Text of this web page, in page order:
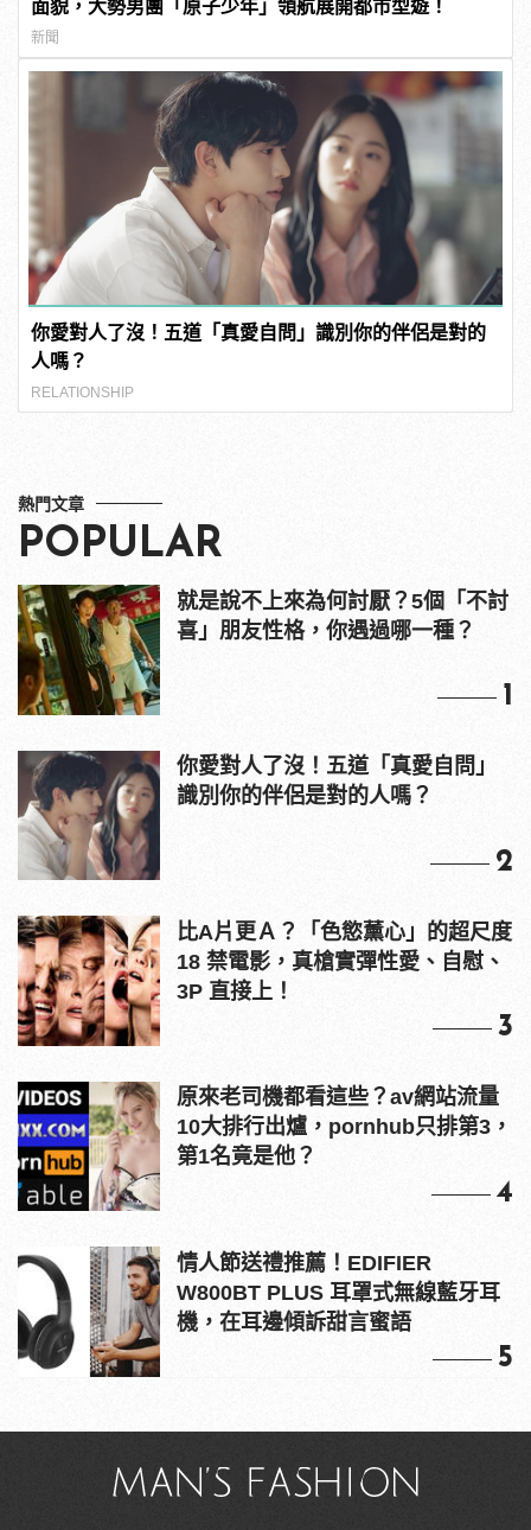
面貌，大勢男團「原子少年」領航展開都市型遊！
新聞
你愛對人了沒！五道「真愛自問」識別你的伴侶是對的
人嗎？
RELATIONSHIP
熱門文章
POPULAR
就是說不上來為何討厭？5個「不討
喜」朋友性格，你遇過哪一種？
1
你愛對人了沒！五道「真愛自問」
識別你的伴侶是對的人嗎？
2
比A片更Ａ？「色慾薰心」的超尺度
18 禁電影，真槍實彈性愛、自慰、
3P 直接上！
3
原來老司機都看這些？av網站流量
10大排行出爐，pornhub只排第3，
第1名竟是他？
4
情人節送禮推薦！EDIFIER
W800BT PLUS 耳罩式無線藍牙耳
機，在耳邊傾訴甜言蜜語
5